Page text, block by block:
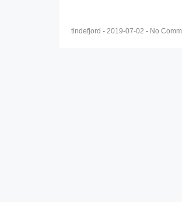
tindefjord - 2019-07-02 - No